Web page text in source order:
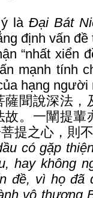
ý làĐại Bát
định vấn
“nhất xiển
mạnh tính
hạng người
聞說深法，
。一闡提輩
提之心，則
có gặp
hay không
đề, vì họ đã
vô thượng